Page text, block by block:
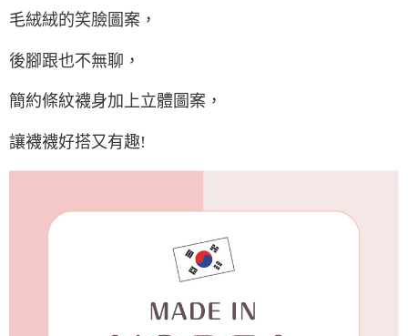
每筆NT$80，滿NT$1,000(含以上)免運費
宅配(外島)
其他海外郵寄
毛絨絨的笑臉圖案，
後腳跟也不無聊，
簡約條紋襪身加上立體圖案，
讓襪襪好搭又有趣!